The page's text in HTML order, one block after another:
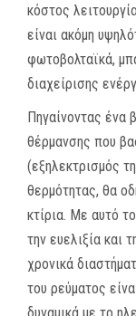
κόστος
είναι ακόμη
φωτοβολταϊκά,
διαχείρισης
Πηγαίνοντας ένα
θέρμανσης που
(εξηλεκτρισμός
θερμότητας, θα
κτίρια. Με αυτό
την ευελιξία και
χρονικά
του ρεύματος
δυναμικά με το